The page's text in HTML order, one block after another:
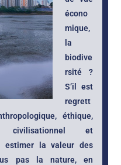
écono
mique,
la
biodive
rsité ?
S’il est
regrett
éthique,
civilisationnel et
estimer la valeur des
pas la nature, en